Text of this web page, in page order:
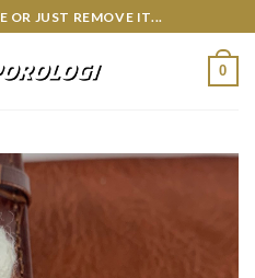
OR JUST REMOVE IT...
0